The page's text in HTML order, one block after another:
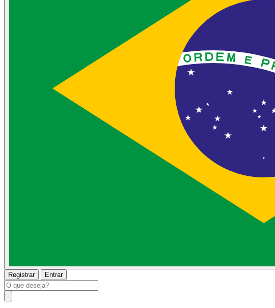
Registrar Entrar